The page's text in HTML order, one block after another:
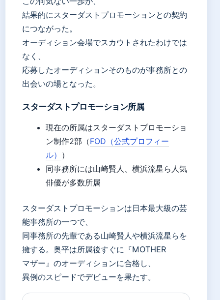
結果的にスターダストプロモーションとの契約
につながった。
オーディション会場でスカウトされたわけでは
なく、
応募したオーディションそのものが事務所との
出会いの場となった。
スターダストプロモーション所属
現在の所属はスターダストプロモーショ
ン制作2部（FOD（公式プロフィー
ル） ）
同事務所には山崎賢人、横浜流星ら人気
俳優が多数所属
スターダストプロモーションは日本最大級の芸
能事務所の一つで、
同事務所の先輩である山崎賢人や横浜流星らを
擁する。奥平は所属後すぐに『MOTHER
マザー』のオーディションに合格し、
異例のスピードでデビューを果たす。